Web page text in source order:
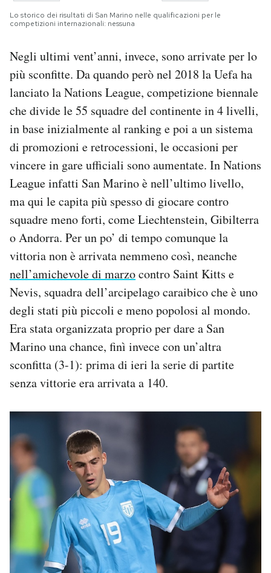
Lo storico dei risultati di San Marino nelle qualificazioni per le
competizioni internazionali: nessuna
Negli ultimi vent’anni, invece, sono arrivate per lo
più sconfitte. Da quando però nel 2018 la Uefa ha
lanciato la Nations League, competizione biennale
che divide le 55 squadre del continente in 4 livelli,
in base inizialmente al ranking e poi a un sistema
di promozioni e retrocessioni, le occasioni per
vincere in gare ufficiali sono aumentate. In Nations
League infatti San Marino è nell’ultimo livello,
ma qui le capita più spesso di giocare contro
squadre meno forti, come Liechtenstein, Gibilterra
o Andorra. Per un po’ di tempo comunque la
vittoria non è arrivata nemmeno così, neanche
nell’amichevole di marzocontro Saint Kitts e
Nevis, squadra dell’arcipelago caraibico che è uno
degli stati più piccoli e meno popolosi al mondo.
Era stata organizzata proprio per dare a San
Marino una chance, finì invece con un’altra
sconfitta (3-1): prima di ieri la serie di partite
senza vittorie era arrivata a 140.